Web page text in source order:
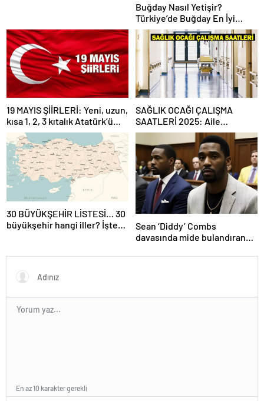
Buğday Nasıl Yetişir?
Türkiye’de Buğday En İyi
Nerede Yetişir?
19 MAYIS ŞİİRLERİ: Yeni, uzun,
kısa 1, 2, 3 kıtalık Atatürk’ü
Anma Gençlik ve Spor
Bayramı şiirleri…
SAĞLIK OCAĞI ÇALIŞMA
SAATLERİ 2025: Aile
Hekimliği kaçta açılıyor, kaça
kadar açık? Sağlık ocağı hafta
sonu açık mı?
30 BÜYÜKŞEHİR LİSTESİ… 30
büyükşehir hangi iller? İşte
Sean ‘Diddy’ Combs
davasında mide bulandıran
En az 10 karakter gerekli